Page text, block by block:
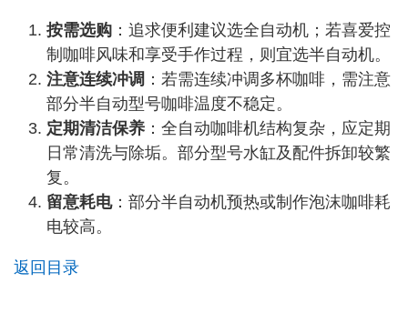
按需选购 ：追求便利建议选全自动机；若喜爱控
制咖啡风味和享受手作过程，则宜选半自动机。
注意连续冲调 ：若需连续冲调多杯咖啡，需注意
部分半自动型号咖啡温度不稳定。
定期清洁保养 ：全自动咖啡机结构复杂，应定期
日常清洗与除垢。部分型号水缸及配件拆卸较繁
复。
留意耗电：部分半自动机预热或制作泡沫咖啡耗
电较高。
返回目录